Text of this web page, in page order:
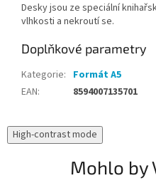
Desky jsou ze speciální
vlhkosti a nekroutí se.
Doplňkové parametry
Kategorie: Formát A5
EAN: 8594007135701
High-contrast mode
Mohlo by